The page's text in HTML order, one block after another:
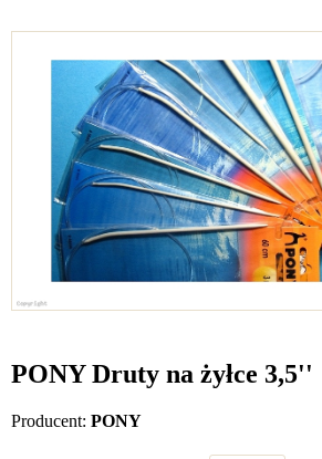
PONY Druty na żyłce 3,5''
Producent: PONY